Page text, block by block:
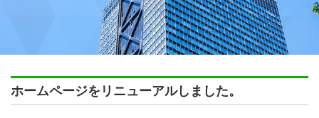
ホームページをリニューアルしました。